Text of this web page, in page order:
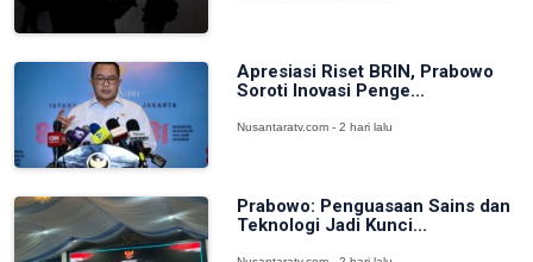
Apresiasi Riset BRIN, Prabowo
Soroti Inovasi Penge...
Nusantaratv.com - 2 hari lalu
Prabowo: Penguasaan Sains dan
Teknologi Jadi Kunci...